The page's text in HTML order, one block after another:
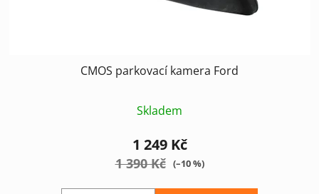
CMOS parkovací kamera Ford
Skladem
1 249 Kč
1 390 Kč (–10 %)